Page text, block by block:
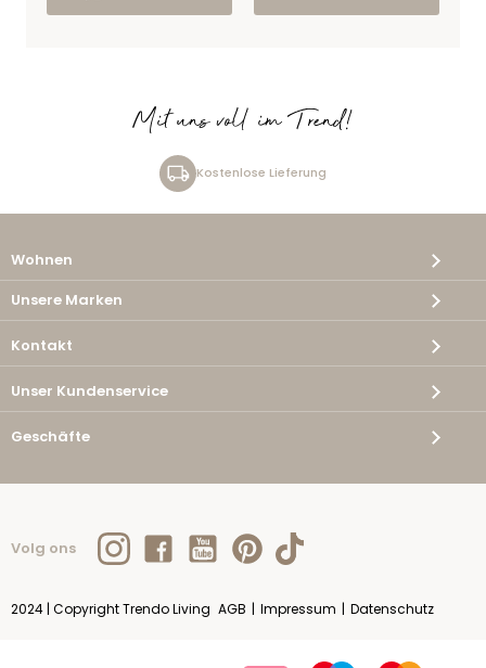
Mit uns voll im Trend!
Kostenlose Lieferung
Wohnen
Unsere Marken
Kontakt
Unser Kundenservice
Geschäfte
Volg ons
2024 | Copyright Trendo Living AGB | Impressum | Datenschutz